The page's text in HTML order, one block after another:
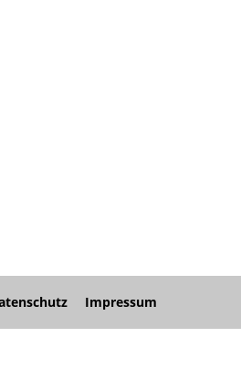
Impressum